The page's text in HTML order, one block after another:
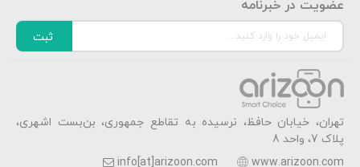
عضویت در خبرنامه
ثبت
تهران، خیابان حافظ، نرسیده به تقاطع جمهوری، بن‌بست اشهری،
پلاک 7، واحد 8
www.arizoon.com
info[at]arizoon.com